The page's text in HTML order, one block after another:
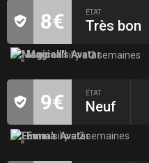
8€ ÉTAT
Très bon
Magicallil y a 2 semaines
9€ ÉTAT
Neuf
Emmail y a 2 semaines